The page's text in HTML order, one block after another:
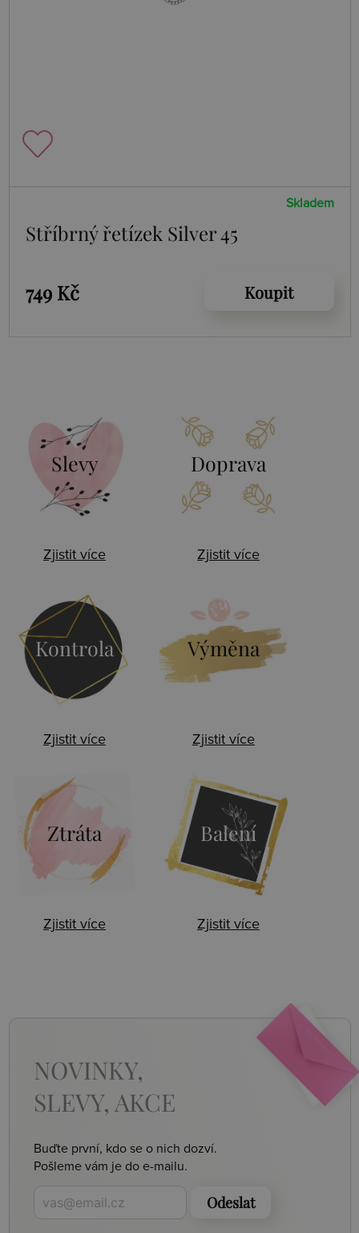
Skladem
Stříbrný řetízek Silver 45
749 Kč Koupit
Slevy
Zjistit více
Doprava
Zjistit více
Kontrola
Zjistit více
Výměna
Zjistit více
Ztráta
Zjistit více
Balení
Zjistit více
NOVINKY,
SLEVY, AKCE
Buďte první, kdo se o nich dozví.
Pošleme vám je do e-mailu.
Odeslat